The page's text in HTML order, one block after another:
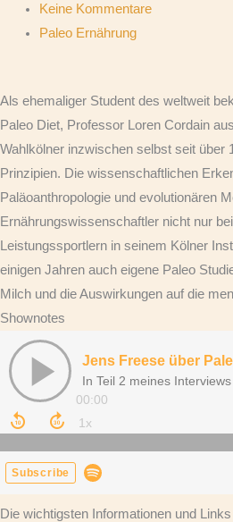
Keine Kommentare
Paleo Ernährung
Als ehemaliger Student des weltweit
Paleo Diet, Professor Loren Cordain
Wahlkölner inzwischen selbst seit über
Prinzipien. Die wissenschaftlichen
Paläoanthropologie und evolutionären
Ernährungswissenschaftler nicht nur
Leistungssportlern in seinem Kölner
einigen Jahren auch eigene Paleo
Milch und die Auswirkungen auf die
Shownotes
Die wichtigsten Informationen und